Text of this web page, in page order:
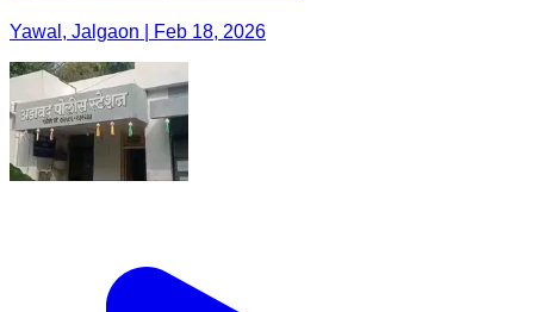
Yawal, Jalgaon | Feb 18, 2026